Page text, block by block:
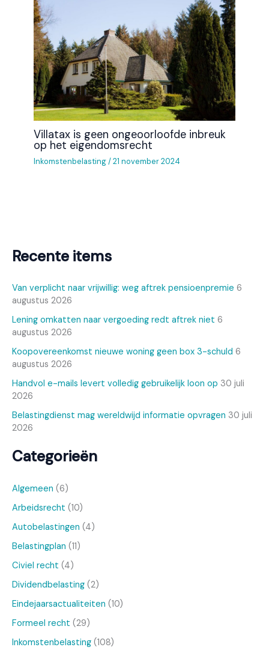
Recente items
Van verplicht naar vrijwillig: weg aftrek pensioenpremie 6
augustus 2026
Lening omkatten naar vergoeding redt aftrek niet 6
augustus 2026
Koopovereenkomst nieuwe woning geen box 3-schuld 6
augustus 2026
Handvol e-mails levert volledig gebruikelijk loon op 30 juli
2026
Belastingdienst mag wereldwijd informatie opvragen 30 juli
2026
Categorieën
Algemeen (6)
Arbeidsrecht (10)
Autobelastingen (4)
Belastingplan (11)
Civiel recht (4)
Dividendbelasting (2)
Eindejaarsactualiteiten (10)
Formeel recht (29)
Inkomstenbelasting (108)
Villatax is geen ongeoorloofde inbreuk
op het eigendomsrecht
Inkomstenbelasting/21 november 2024